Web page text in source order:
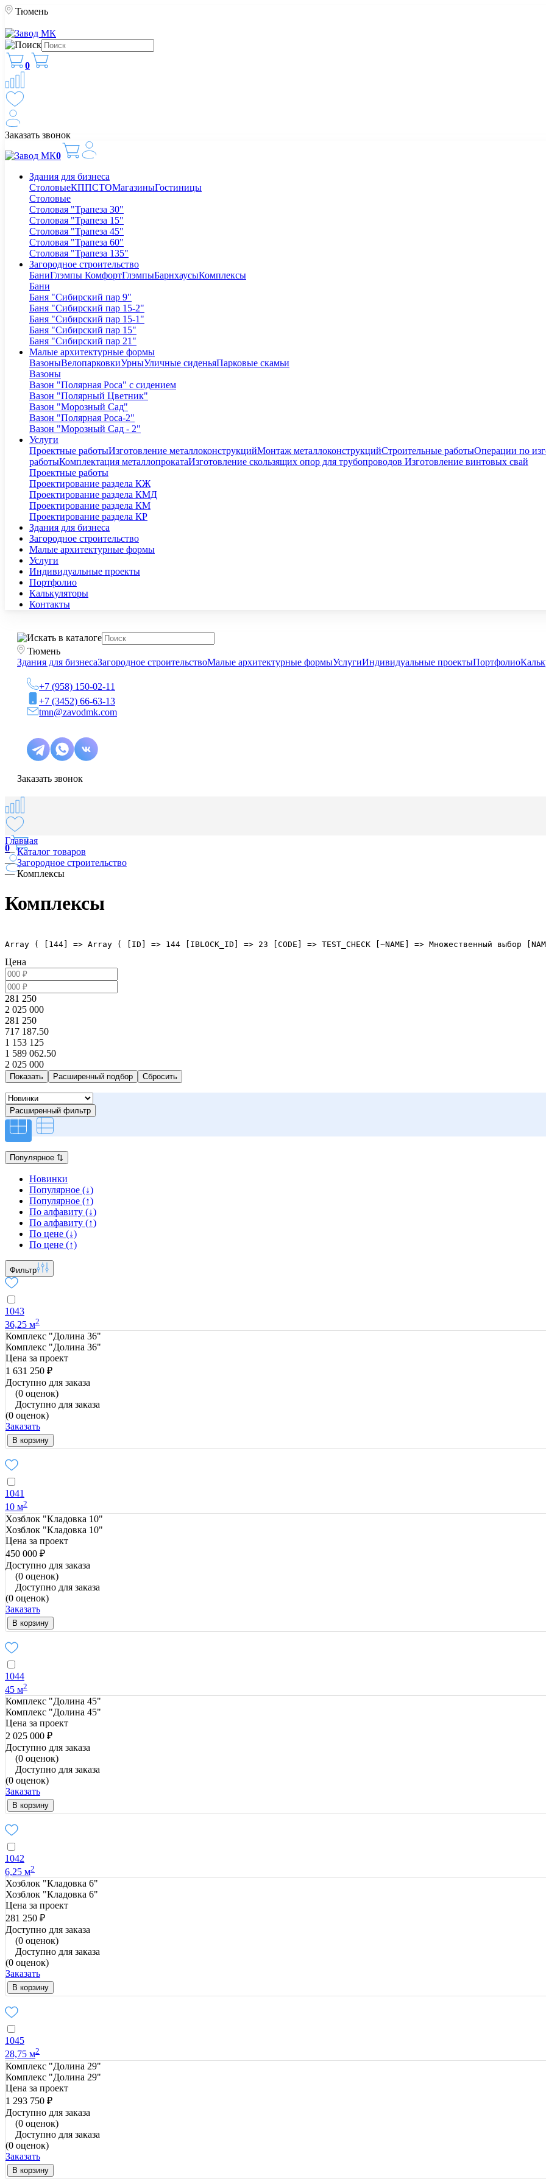
Тюмень
0
Заказать звонок
0
Здания для бизнеса
СтоловыеКППСТОМагазиныГостиницы
Столовые
Столовая "Трапеза 30"
Столовая "Трапеза 15"
Столовая "Трапеза 45"
Столовая "Трапеза 60"
Столовая "Трапеза 135"
Загородное строительство
БаниГлэмпы КомфортГлэмпыБарнхаусыКомплексы
Бани
Баня "Сибирский пар 9"
Баня "Сибирский пар 15-2"
Баня "Сибирский пар 15-1"
Баня "Сибирский пар 15"
Баня "Сибирский пар 21"
Малые архитектурные формы
ВазоныВелопарковкиУрныУличные сиденьяПарковые скамьи
Вазоны
Вазон "Полярная Роса" с сидением
Вазон "Полярный Цветник"
Вазон "Морозный Сад"
Вазон "Полярная Роса-2"
Вазон "Морозный Сад - 2"
Услуги
Проектные работыИзготовление металлоконструкцийМонтаж металлоконструкцийСтроительные работыОперации по
работыКомплектация металлопрокатаИзготовление скользящих опор для трубопроводов Изготовление винтовых свай
Проектные работы
Проектирование раздела КЖ
Проектирование раздела КМД
Проектирование раздела КМ
Проектирование раздела КР
Здания для бизнеса
Загородное строительство
Малые архитектурные формы
Услуги
Индивидуальные проекты
Портфолио
Калькуляторы
Контакты
Тюмень
Здания для бизнесаЗагородное строительствоМалые архитектурные формыУслугиИндивидуальные проектыПортфолио
+7 (958) 150-02-11
+7 (3452) 66-63-13
tmn@zavodmk.com
Заказать звонок
0
Главная
—Каталог товаров
—Загородное строительство
—Комплексы
Комплексы
Array ( [144] => Array ( [ID] => 144 [IBLOCK_ID] => 23 [CODE] => TEST_CHECK [~NAME] => Множественный выбор
Цена
281 250
2 025 000
281 250
717 187.50
1 153 125
1 589 062.50
2 025 000
Расширенный подбор
Расширенный фильтр
Популярное ⇅
Новинки
Популярное (↓)
Популярное (↑)
По алфавиту (↓)
По алфавиту (↑)
По цене (↓)
По цене (↑)
Фильтр
1043
36,25 м2
Комплекс "Долина 36"
Комплекс "Долина 36"
Цена за проект
1 631 250 ₽
Доступно для заказа
(0 оценок)
Доступно для заказа
(0 оценок)
Заказать
В корзину
1041
10 м2
Хозблок "Кладовка 10"
Хозблок "Кладовка 10"
Цена за проект
450 000 ₽
Доступно для заказа
(0 оценок)
Доступно для заказа
(0 оценок)
Заказать
В корзину
1044
45 м2
Комплекс "Долина 45"
Комплекс "Долина 45"
Цена за проект
2 025 000 ₽
Доступно для заказа
(0 оценок)
Доступно для заказа
(0 оценок)
Заказать
В корзину
1042
6,25 м2
Хозблок "Кладовка 6"
Хозблок "Кладовка 6"
Цена за проект
281 250 ₽
Доступно для заказа
(0 оценок)
Доступно для заказа
(0 оценок)
Заказать
В корзину
1045
28,75 м2
Комплекс "Долина 29"
Комплекс "Долина 29"
Цена за проект
1 293 750 ₽
Доступно для заказа
(0 оценок)
Доступно для заказа
(0 оценок)
Заказать
В корзину